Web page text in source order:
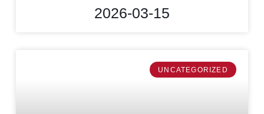
2026-03-15
UNCATEGORIZED